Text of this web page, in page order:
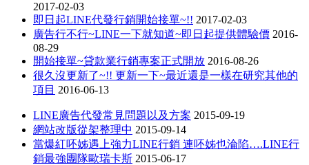
2017-02-03
即日起LINE代發行銷開始接單~!! 2017-02-03
廣告行不行~LINE一下就知道~即日起提供體驗價 2016-
08-29
開始接單~貸款業行銷專案正式開放 2016-08-26
很久沒更新了~!! 更新一下~最近還是一樣在研究其他的
項目 2016-06-13
LINE廣告代發常見問題以及方案 2015-09-19
網站改版從架整理中 2015-09-14
當爆紅呸姊遇上強力LINE行銷 連呸姊也淪陷….LINE行
銷最強團隊歐瑞卡斯 2015-06-17